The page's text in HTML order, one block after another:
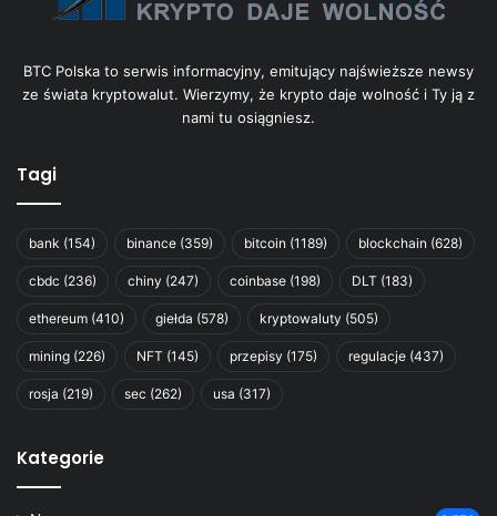
BTC Polska to serwis informacyjny, emitujący najświeższe newsy
ze świata kryptowalut. Wierzymy, że krypto daje wolność i Ty ją z
nami tu osiągniesz.
Tagi
bank (154) binance (359) bitcoin (1189) blockchain (628)
cbdc (236) chiny (247) coinbase (198) DLT (183)
ethereum (410) giełda (578) kryptowaluty (505)
mining (226) NFT (145) przepisy (175) regulacje (437)
rosja (219) sec (262) usa (317)
Kategorie